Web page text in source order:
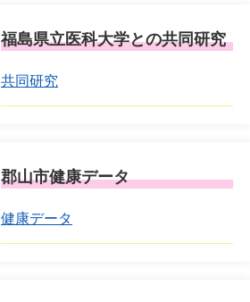
福島県立医科大学との共同研究
共同研究
郡山市健康データ
健康データ